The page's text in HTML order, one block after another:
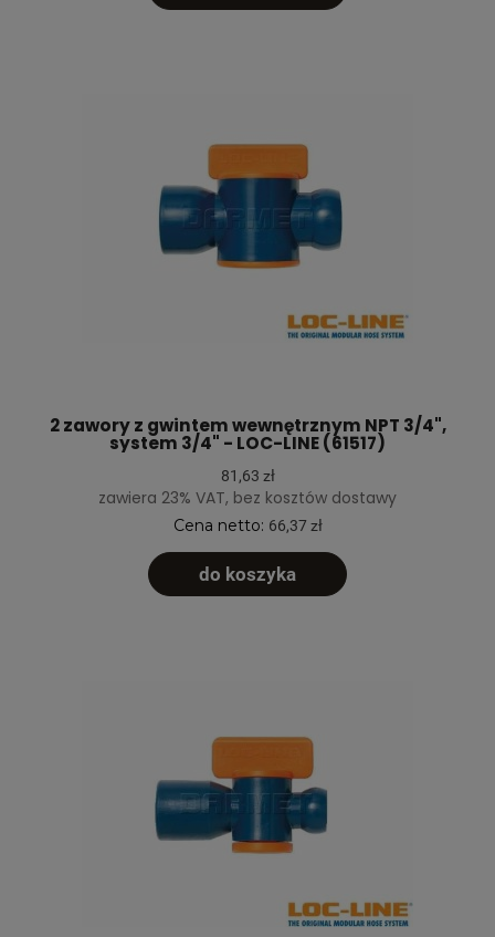
2 zawory z gwintem wewnętrznym NPT 3/4",
system 3/4" - LOC-LINE (61517)
81,63 zł
zawiera 23% VAT, bez kosztów dostawy
Cena netto: 66,37 zł
do koszyka